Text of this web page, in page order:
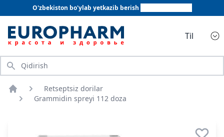
O'zbekiston bo'ylab yetkazib berish
Til
Qidirish
Bosh sahifa
Retseptsiz dorilar
Grammidin spreyi 112 doza